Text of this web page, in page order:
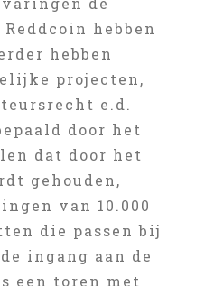
hebben
hebben
projecten,
e.d.
door het
dat door het
gehouden,
van 10.000
die passen bij
ingang aan de
een toren met